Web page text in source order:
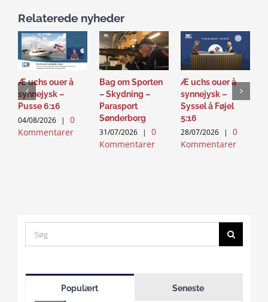
Relaterede nyheder
Æ uchs ouer å
synnejysk –
Pusse 6:16
04/08/2026 |
0
Kommentarer
Bag om Sporten
– Skydning –
Parasport
Sønderborg
31/07/2026 |
0
Kommentarer
Æ uchs ouer å
synnejysk –
Syssel å Føjel
5:16
28/07/2026 |
0
Kommentarer
Search
for:
Populært Seneste
accept